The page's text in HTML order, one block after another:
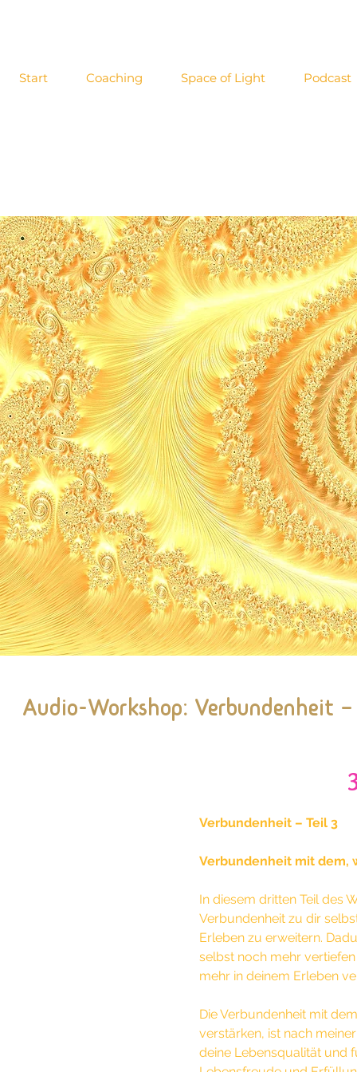
Start Coaching Space of Light Podcast
Audio-Workshop: Verbundenheit
Verbundenheit – Teil 3
Verbundenheit mit dem,
In diesem dritten Teil des
Verbundenheit zu dir
Erleben zu erweitern.
selbst noch mehr
mehr in deinem Erleben
Die Verbundenheit mit
verstärken, ist nach
deine Lebensqualität und